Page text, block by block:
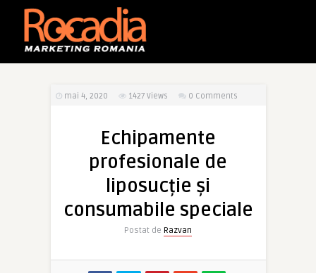
mai 4, 2020 1427 Views 0 Comments
Echipamente
profesionale de
liposucție și
consumabile speciale
Postat de Razvan